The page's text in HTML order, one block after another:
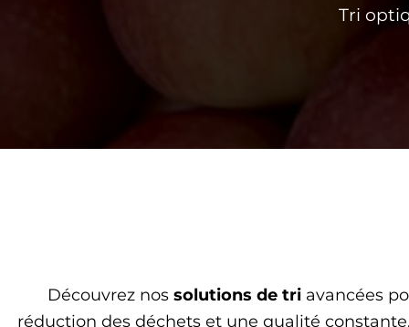
Tri
Découvrez nossolutions de triavancées